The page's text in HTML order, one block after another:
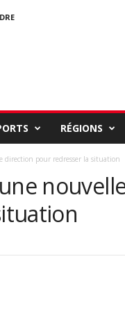
RÉGIONS
direction pour redresser la situation